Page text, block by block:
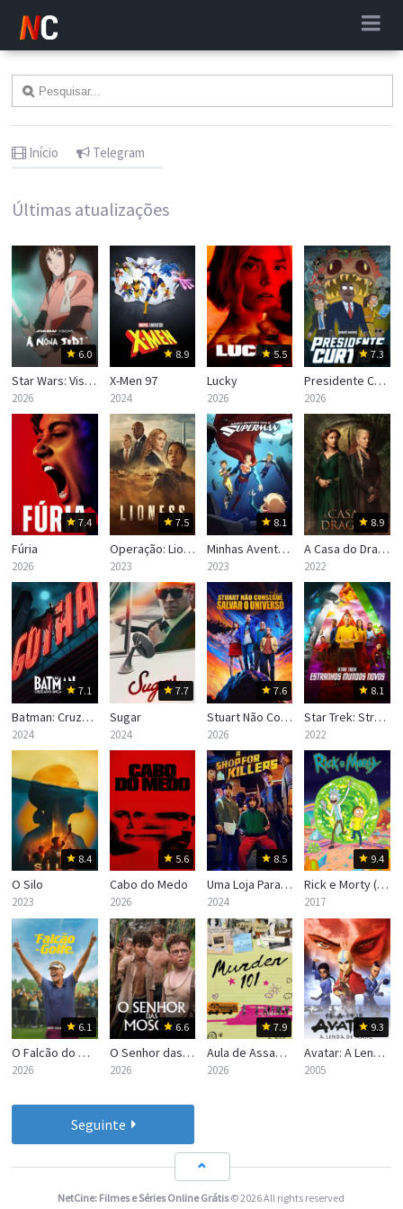
Início Telegram
Últimas atualizações
6.0
Star Wars: Visions Apresenta — A Nona Jedi
2026
8.9
X-Men 97
2024
5.5
Lucky
2026
7.3
Presidente Curtis
2026
7.4
Fúria
2026
7.5
Operação: Lioness
2023
8.1
Minhas Aventuras com o Superman
2023
8.9
A Casa do Dragão (House of the Dragon)
2022
7.1
Batman: Cruzado Encapuzado
2024
7.7
Sugar
2024
7.6
Stuart Não Consegue Salvar o Universo
2026
8.1
Star Trek: Strange New Worlds
2022
8.4
O Silo
2023
5.6
Cabo do Medo
2026
8.5
Uma Loja Para Assassinos
2024
9.4
Rick e Morty (Rick and Morty)
2017
6.1
O Falcão do Golfe
2026
6.6
O Senhor das Moscas
2026
7.9
Aula de Assassinato
2026
9.3
Avatar: A Lenda de Aang
2005
Seguinte
NetCine: Filmes e Séries Online Grátis© 2026 All rights reserved